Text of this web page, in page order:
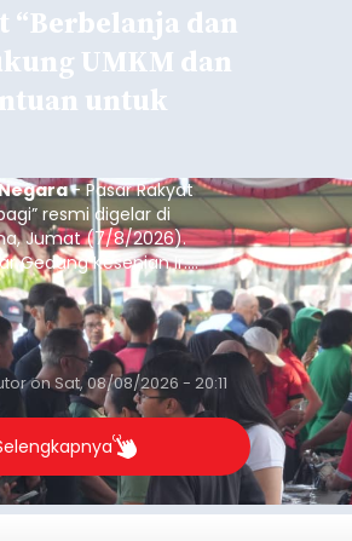
“Berbelanja dan
UMKM dan
untuk
- Pasar Rakyat
resmi digelar di
Jumat (7/8/2026).
Gedung Kesenian Ir.
pemberdayaan
dengan aksi sosial tersebut
tinggi dan mencatat nilai
onSat, 08/08/2026 - 20:11